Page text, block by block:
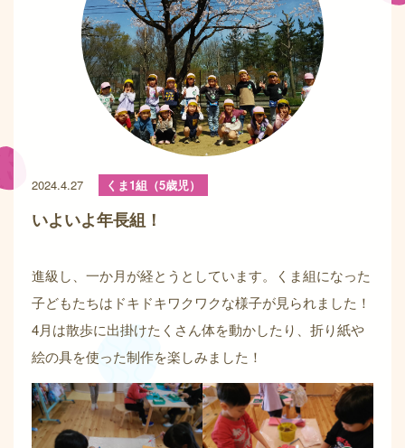
2024.4.27 くま1組（5歳児）
いよいよ年長組！
進級し、一か月が経とうとしています。くま組になった
子どもたちはドキドキワクワクな様子が見られました！
4月は散歩に出掛けたくさん体を動かしたり、折り紙や
絵の具を使った制作を楽しみました！